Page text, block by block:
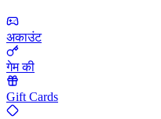
अकाउंट
गेम की
Gift Cards